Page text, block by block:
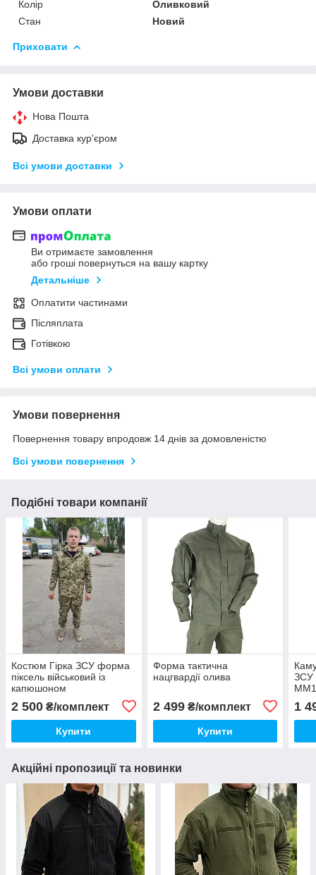
Колір
Оливковий
Стан
Новий
Приховати
Умови доставки
Нова Пошта
Доставка кур'єром
Всі умови доставки
Умови оплати
Ви отримаєте замовлення
або гроші повернуться на вашу картку
Детальніше
Оплатити частинами
Післяплата
Готівкою
Всі умови оплати
Умови повернення
Повернення товару впродовж 14 днів за домовленістю
Всі умови повернення
Подібні товари компанії
Костюм Гірка ЗСУ форма
піксель військовий із
капюшоном
2 500 ₴/комплект
Купити
Форма тактична
нацгвардії олива
2 499₴/комплект
Купити
ЗСУ
1
Акційні пропозиції та новинки